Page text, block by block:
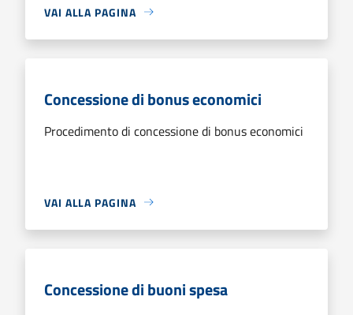
VAI ALLA PAGINA
Concessione di bonus economici
Procedimento di concessione di bonus economici
VAI ALLA PAGINA
Concessione di buoni spesa